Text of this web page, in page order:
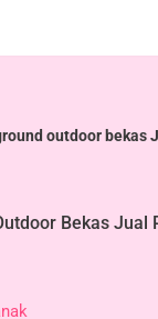
outdoor bekas
Bekas Jual